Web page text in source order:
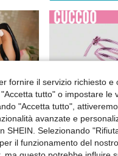
fornire il servizio richiesto e
tutto" o impostare le
"Accetta tutto",
avanzate e
Selezionando
il funzionamento del